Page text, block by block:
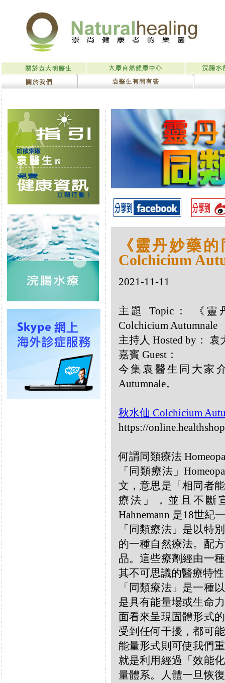
《靈丹妙藥
Colchicium
2021-11-11
主題 Topic： 《靈
Colchicium Autumnale
主持人 Hosted by：
嘉賓 Guest：
今集袁醫生同大家
Autumnale。
秋水仙 Colchicium
https://
何謂同類療法
「同類療法」
文，意思是「相同者
療法」，並且不斷
Hahnemann 是18世紀
「同類療法」是以特
的一種自然療法。配
品。這些療劑經由一
其不可思議的醫療特
「同類療法」是一種
是具有能量場或生命
面看來呈現固體形式
受到任何干擾，都可
能量形式則可使我們
就是利用經過「效能
量體系。人體一旦恢